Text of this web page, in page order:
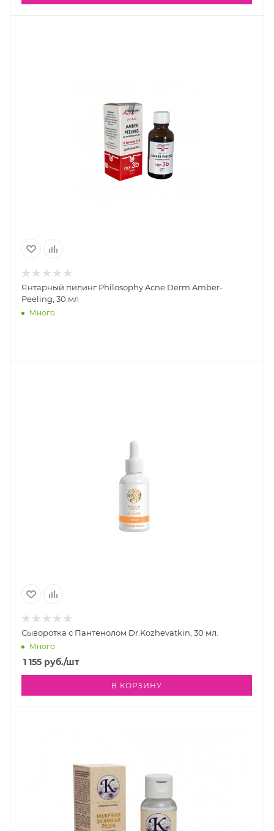
Янтарный пилинг Philosophy Acne Derm Amber-
Peeling, 30 мл
Много
Сыворотка с Пантенолом Dr.Kozhevatkin, 30 мл.
Много
1 155 руб./шт
В КОРЗИНУ